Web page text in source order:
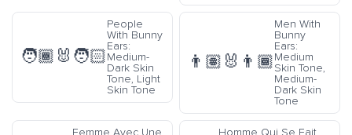
🧑🏾‍🐰‍🧑🏻
People
With Bunny
Ears:
Medium-
Dark Skin
Tone, Light
Skin Tone
👨🏽‍🐰‍👨🏾
Men With
Bunny
Ears:
Medium
Skin Tone,
Medium-
Dark Skin
Tone
Femme Avec Une
Homme Qui Se Fait